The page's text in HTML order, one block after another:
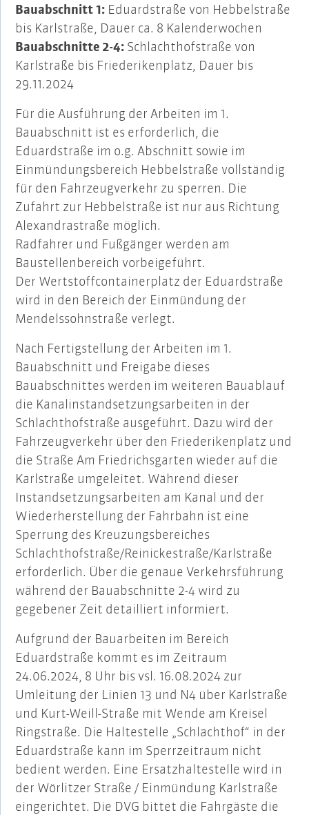
Bauabschnitt 1: Eduardstraße von Hebbelstraße
bis Karlstraße, Dauer ca. 8 Kalenderwochen
Bauabschnitte 2-4: Schlachthofstraße von
Karlstraße bis Friederikenplatz, Dauer bis
29.11.2024
Für die Ausführung der Arbeiten im 1.
Bauabschnitt ist es erforderlich, die
Eduardstraße im o.g. Abschnitt sowie im
Einmündungsbereich Hebbelstraße vollständig
für den Fahrzeugverkehr zu sperren. Die
Zufahrt zur Hebbelstraße ist nur aus Richtung
Alexandrastraße möglich.
Radfahrer und Fußgänger werden am
Baustellenbereich vorbeigeführt.
Der Wertstoffcontainerplatz der Eduardstraße
wird in den Bereich der Einmündung der
Mendelssohnstraße verlegt.
Nach Fertigstellung der Arbeiten im 1.
Bauabschnitt und Freigabe dieses
Bauabschnittes werden im weiteren Bauablauf
die Kanalinstandsetzungsarbeiten in der
Schlachthofstraße ausgeführt. Dazu wird der
Fahrzeugverkehr über den Friederikenplatz und
die Straße Am Friedrichsgarten wieder auf die
Karlstraße umgeleitet. Während dieser
Instandsetzungsarbeiten am Kanal und der
Wiederherstellung der Fahrbahn ist eine
Sperrung des Kreuzungsbereiches
Schlachthofstraße/Reinickestraße/Karlstraße
erforderlich. Über die genaue Verkehrsführung
während der Bauabschnitte 2-4 wird zu
gegebener Zeit detailliert informiert.
Aufgrund der Bauarbeiten im Bereich
Eduardstraße kommt es im Zeitraum
24.06.2024, 8 Uhr bis vsl. 16.08.2024 zur
Umleitung der Linien 13 und N4 über Karlstraße
und Kurt-Weill-Straße mit Wende am Kreisel
Ringstraße. Die Haltestelle „Schlachthof“ in der
Eduardstraße kann im Sperrzeitraum nicht
bedient werden. Eine Ersatzhaltestelle wird in
der Wörlitzer Straße / Einmündung Karlstraße
eingerichtet. Die DVG bittet die Fahrgäste die